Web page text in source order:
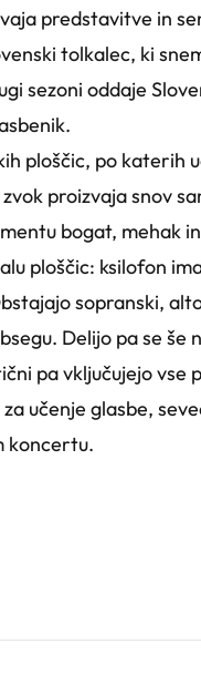
predstavitve in
tolkalec, ki
sezoni oddaje
ploščic, po katerih
proizvaja snov
bogat, mehak
ploščic: ksilofon
sopranski,
Delijo pa se še
pa vključujejo vse
učenje glasbe,
koncertu.